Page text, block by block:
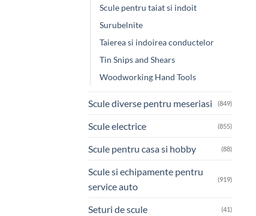
Scule pentru taiat si indoit
Surubelnite
Taierea si indoirea conductelor
Tin Snips and Shears
Woodworking Hand Tools
Scule diverse pentru meseriasi (849)
Scule electrice (855)
Scule pentru casa si hobby (88)
Scule si echipamente pentru
service auto
(919)
Seturi de scule (41)